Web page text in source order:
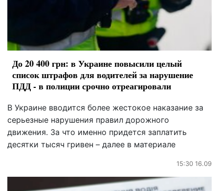
До 20 400 грн: в Украине повысили целый
список штрафов для водителей за нарушение
ПДД - в полиции срочно отреагировали
В Украине вводится более жестокое наказание за
серьезные нарушения правил дорожного
движения. За что именно придется заплатить
десятки тысяч гривен – далее в материале
15:30 16.09